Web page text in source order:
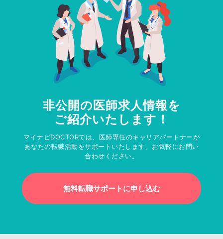
非公開の医師求人情報を
ご紹介いたします！
マイナビDOCTORでは、医師専任のキャリアパートナーが
あなたの転職活動をサポートいたします。お気軽にお問い
合わせください。
無料転職サポートに申し込む